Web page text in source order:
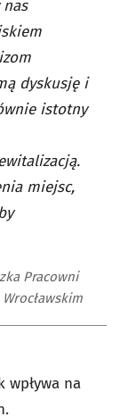
nas
dyskusję i
istotny
miejsc,
Pracowni
na